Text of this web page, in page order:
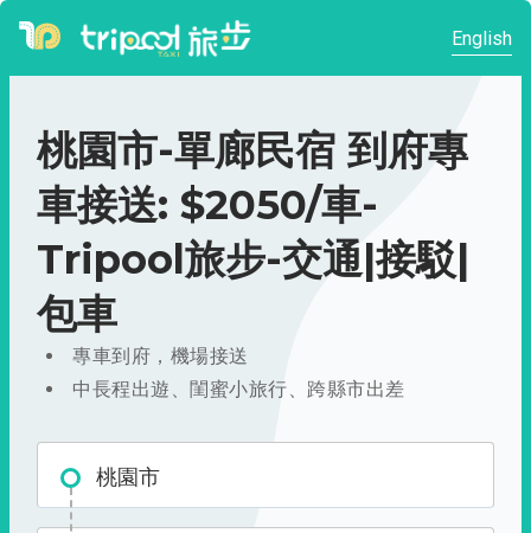
English
桃園市-單廊民宿 到府專
車接送: $2050/車-
Tripool旅步-交通|接駁|
包車
專車到府，機場接送
中長程出遊、閨蜜小旅行、跨縣市出差
桃園市